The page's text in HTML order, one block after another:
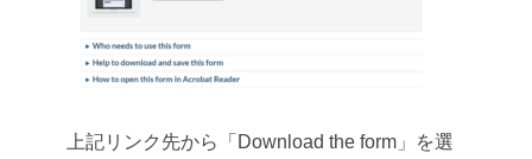
上記リンク先から「Download the form」を選